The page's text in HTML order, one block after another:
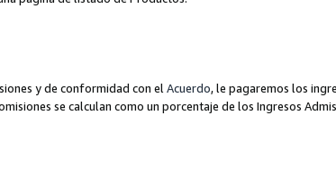
y de conformidad con el Acuerdo, le pagaremos los
se calculan como un porcentaje de los Ingresos